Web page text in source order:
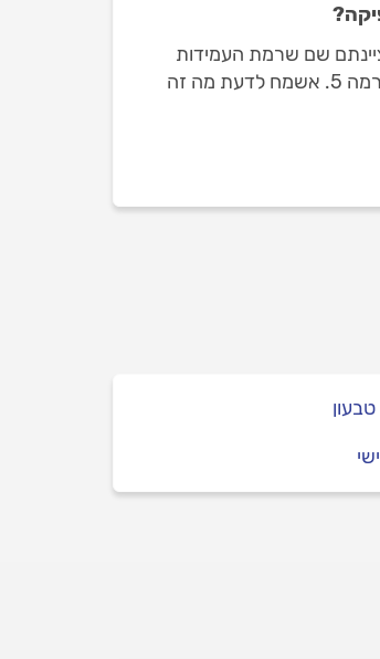
שם שרמת העמידות
הסטנדרטית של לוחות עץ לדק בארץ היא רמה 5. אשמח לדעת מה זה